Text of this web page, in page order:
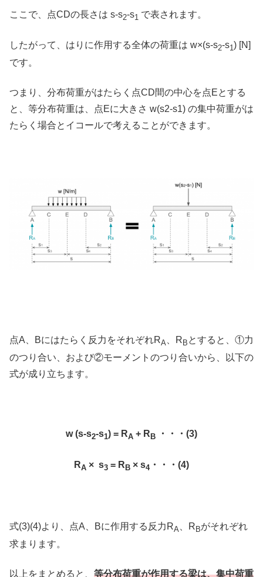
ここで、点CDの長さは s-s2-s1 で表されます。
したがって、はりに作用する全体の荷重は w×(s-s2-s1) [N]
です。
つまり、分布荷重がはたらく点CD間の中心を点Eとする
と、等分布荷重は、点Eに大きさ w(s2-s1) の集中荷重がは
たらく場合とイコールで考えることができます。
点A、Bにはたらく反力をそれぞれRA 、RB とすると、①力
のつり合い、および②モーメントのつり合いから、以下の
式が成り立ちます。
w(s-s2-s1) = RA + R B ・・・(3)
RA × s3 = R B × s4 ・・・(4)
式(3)(4)より、点A、Bに作用する反力RA 、R Bがそれぞれ
求まります。
以上をまとめると、 等分布荷重が作用する梁は、集中荷重